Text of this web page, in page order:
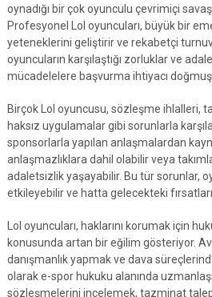
oynadığı bir çok oyunculu çevrimiçi
Profesyonel Lol oyuncuları, büyük bir
yeteneklerini geliştirir ve rekabetçi
oyuncuların karşılaştığı zorluklar ve
mücadelelere başvurma ihtiyacı
Birçok Lol oyuncusu, sözleşme ihlalleri,
haksız uygulamalar gibi sorunlarla
sponsorlarla yapılan anlaşmalardan
anlaşmazlıklara dahil olabilir veya
adaletsizlik yaşayabilir. Bu tür sorunlar,
etkileyebilir ve hatta gelecekteki
Lol oyuncuları, haklarını korumak için
konusunda artan bir eğilim gösteriyor.
danışmanlık yapmak ve dava
olarak e-spor hukuku alanında
sözleşmelerini incelemek, tazminat